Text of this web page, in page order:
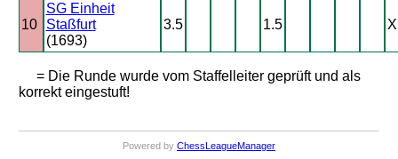
10
SG Einheit
Staßfurt
(1693)
3.5 1.5 X
= Die Runde wurde vom Staffelleiter geprüft und als
korrekt eingestuft!
Powered by ChessLeagueManager